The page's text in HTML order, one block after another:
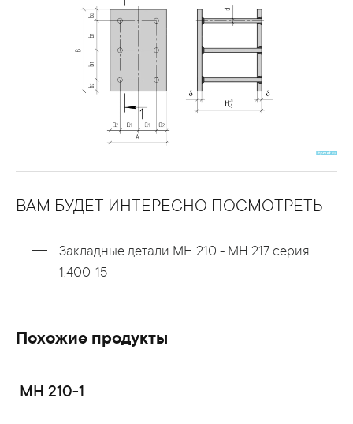
ВАМ БУДЕТ ИНТЕРЕСНО ПОСМОТРЕТЬ
Закладные детали МН 210 - МН 217 серия
1.400-15
Похожие продукты
МН 210-1